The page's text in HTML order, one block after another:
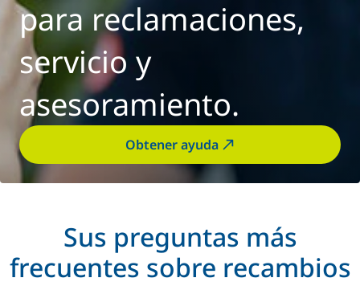
para reclamaciones,
servicio y
asesoramiento.
Obtener ayuda
Sus preguntas más
frecuentes sobre recambios